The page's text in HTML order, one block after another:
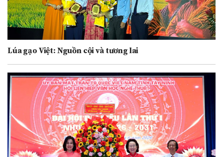
Lúa gạo Việt: Nguồn cội và tương lai